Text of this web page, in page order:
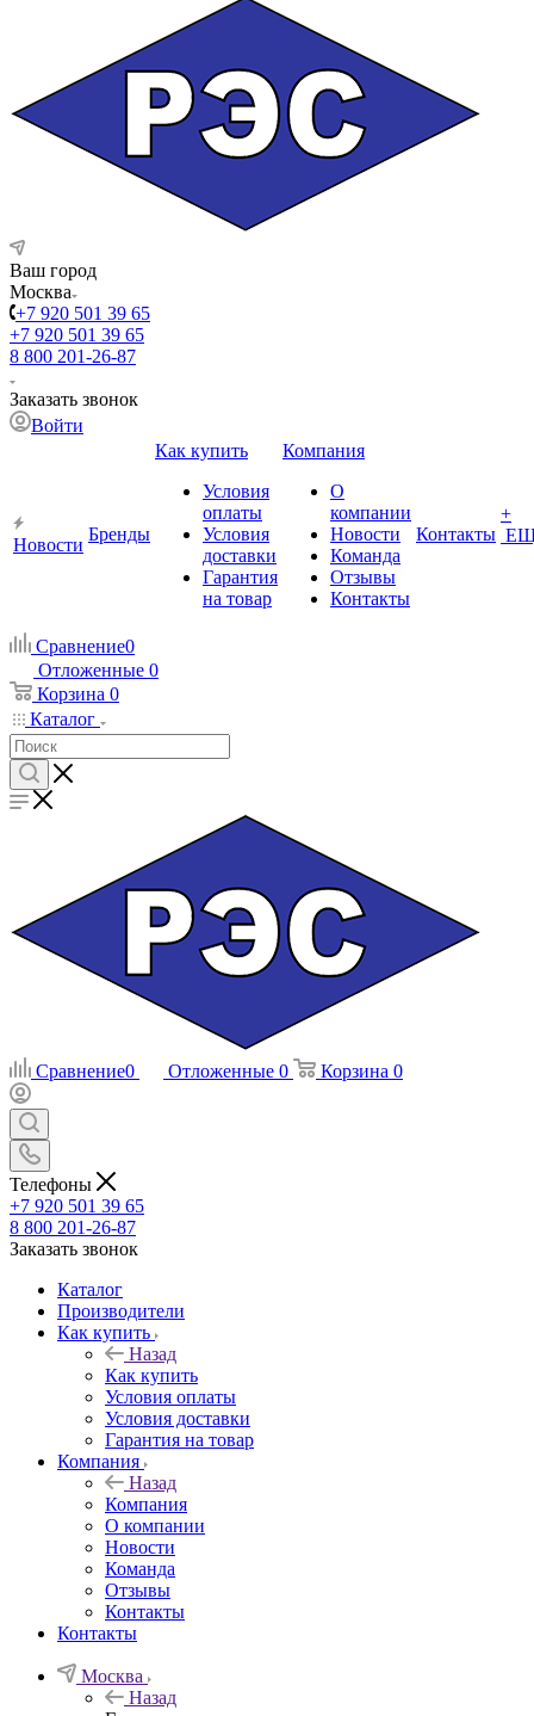
Ваш город
Москва
+7 920 501 39 65
+7 920 501 39 65
8 800 201-26-87
Заказать звонок
Войти
Новости
Бренды
Как купить
Условия
оплаты
Условия
доставки
Гарантия
на товар
Компания
О
компании
Новости
Команда
Отзывы
Контакты
Контакты
+
Сравнение0
Отложенные 0
Корзина 0
Каталог
Сравнение0 Отложенные 0 Корзина 0
Телефоны
+7 920 501 39 65
8 800 201-26-87
Заказать звонок
Каталог
Производители
Как купить
Назад
Как купить
Условия оплаты
Условия доставки
Гарантия на товар
Компания
Назад
Компания
О компании
Новости
Команда
Отзывы
Контакты
Контакты
Москва
Назад